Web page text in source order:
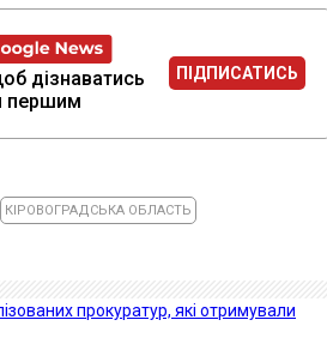
дізнаватись
першим
ПІДПИСАТИСЬ
КІРОВОГРАДСЬКА ОБЛАСТЬ
прокуратур, які отримували